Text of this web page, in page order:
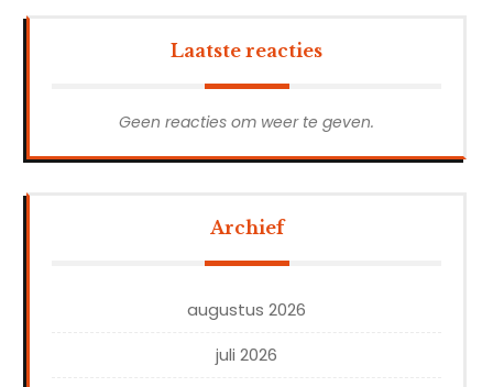
Laatste reacties
Geen reacties om weer te geven.
Archief
augustus 2026
juli 2026